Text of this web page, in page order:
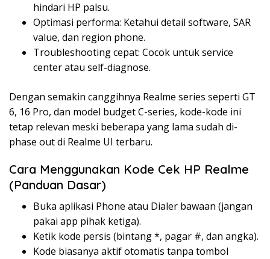
hindari HP palsu.
Optimasi performa: Ketahui detail software, SAR
value, dan region phone.
Troubleshooting cepat: Cocok untuk service
center atau self-diagnose.
Dengan semakin canggihnya Realme series seperti GT
6, 16 Pro, dan model budget C-series, kode-kode ini
tetap relevan meski beberapa yang lama sudah di-
phase out di Realme UI terbaru.
Cara Menggunakan Kode Cek HP Realme
(Panduan Dasar)
Buka aplikasi Phone atau Dialer bawaan (jangan
pakai app pihak ketiga).
Ketik kode persis (bintang *, pagar #, dan angka).
Kode biasanya aktif otomatis tanpa tombol